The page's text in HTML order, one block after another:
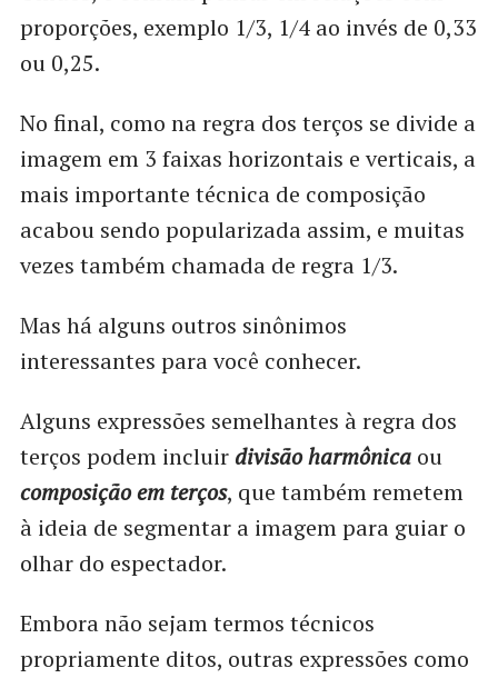
proporções, exemplo 1/3, 1/4 ao invés de 0,33
ou 0,25.
No final, como na regra dos terços se divide a
imagem em 3 faixas horizontais e verticais, a
mais importante técnica de composição
acabou sendo popularizada assim, e muitas
vezes também chamada de regra 1/3.
Mas há alguns outros sinônimos
interessantes para você conhecer.
Alguns expressões semelhantes à regra dos
terços podem incluir divisão harmônicaou
composição em terços, que também remetem
à ideia de segmentar a imagem para guiar o
olhar do espectador.
Embora não sejam termos técnicos
propriamente ditos, outras expressões como